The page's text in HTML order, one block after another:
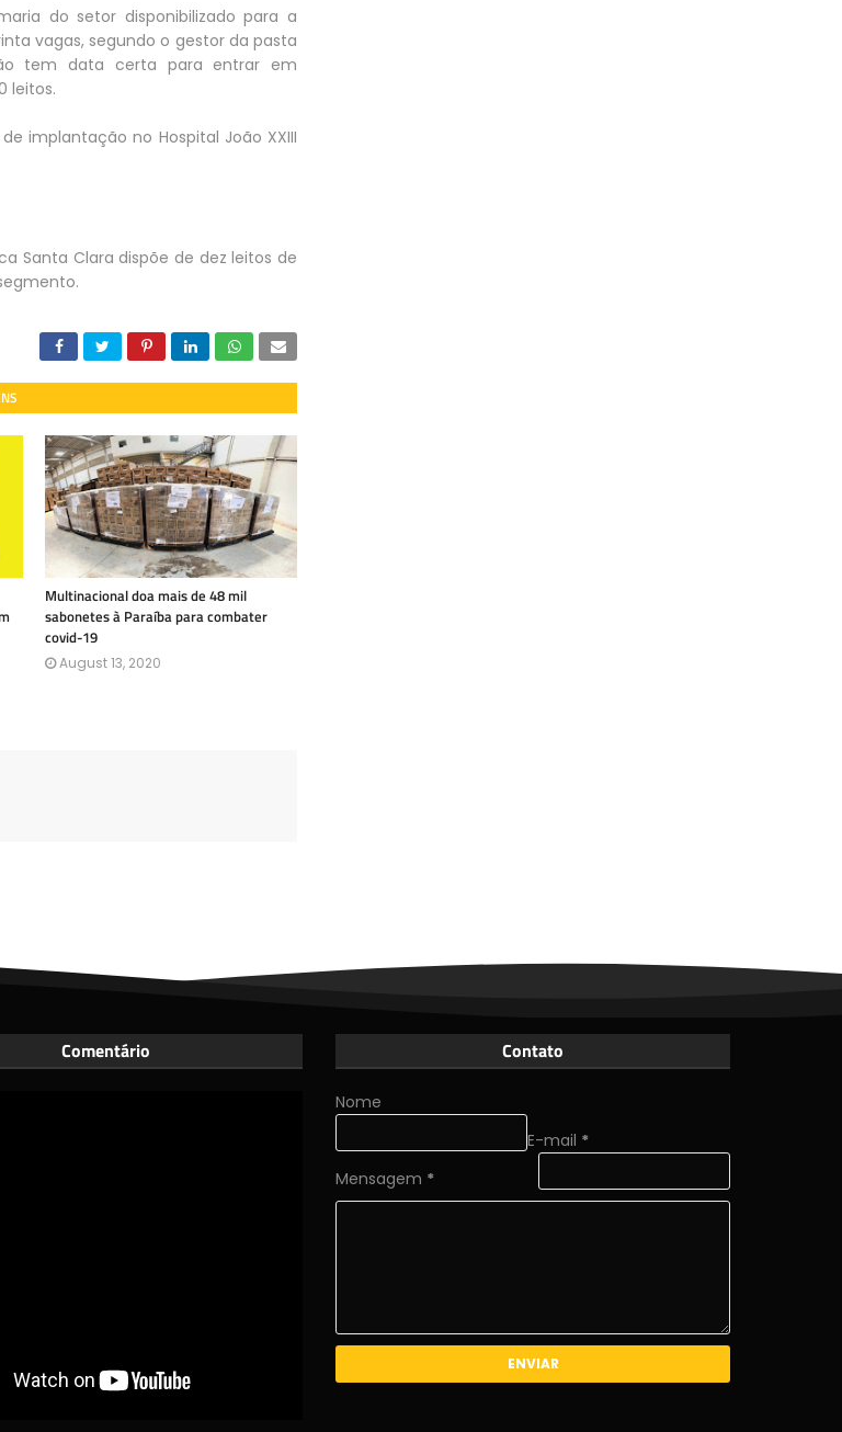
do setor disponibilizado para a
vagas, segundo o gestor da pasta
tem data certa para entrar em
leitos.
implantação no Hospital João XXIII
Santa Clara dispõe de dez leitos de
Multinacional doa mais de 48 mil
sabonetes à Paraíba para combater
covid-19
August 13, 2020
Comentário Contato
Nome
E-mail *
Mensagem *